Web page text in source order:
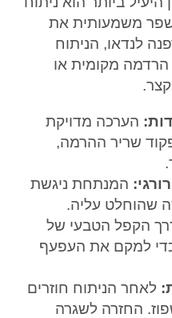
משמעותית את
לנדאו, הניתוח
הרדמה מקומית או
הערכה מדויקת
שריר ההרמה,
המנתחת ניגשת
שהוחלט עליה.
הקפל הטבעי של
כדי למקם את העפעף
לאחר הניתוח חוזרים
החזרה לשגרה